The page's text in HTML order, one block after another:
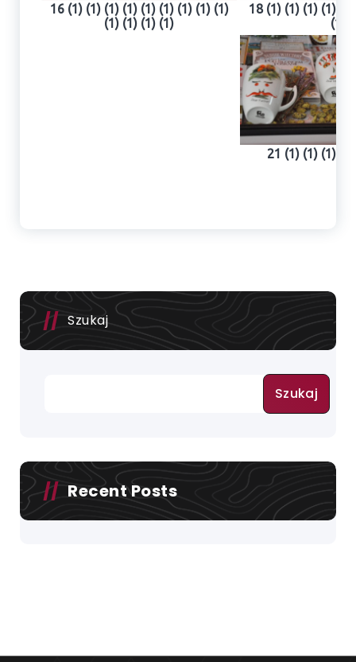
16 (1) (1) (1) (1) (1) (1) (1) (1) (1)
(1) (1) (1) (1)
18 (1) (1) (1) (1)
(1)
21 (1) (1) (1)
Szukaj
Szukaj
Recent Posts